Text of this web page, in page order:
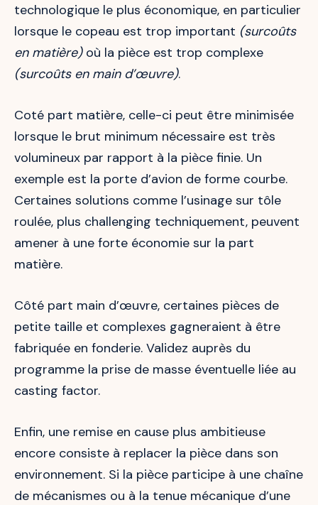
technologique le plus économique, en particulier
lorsque le copeau est trop important (surcoûts
en matière) où la pièce est trop complexe
(surcoûts en main d’œuvre).
Coté part matière, celle-ci peut être minimisée
lorsque le brut minimum nécessaire est très
volumineux par rapport à la pièce finie. Un
exemple est la porte d’avion de forme courbe.
Certaines solutions comme l’usinage sur tôle
roulée, plus challenging techniquement, peuvent
amener à une forte économie sur la part
matière.
Côté part main d’œuvre, certaines pièces de
petite taille et complexes gagneraient à être
fabriquée en fonderie. Validez auprès du
programme la prise de masse éventuelle liée au
casting factor.
Enfin, une remise en cause plus ambitieuse
encore consiste à replacer la pièce dans son
environnement. Si la pièce participe à une chaîne
de mécanismes ou à la tenue mécanique d’une